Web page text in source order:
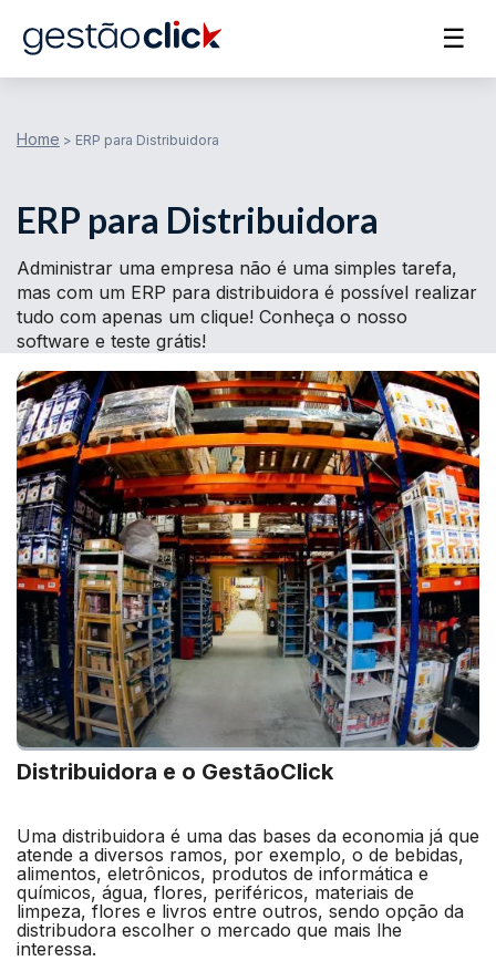
☰
Home > ERP para Distribuidora
ERP para Distribuidora
Administrar uma empresa não é uma simples tarefa,
mas com um ERP para distribuidora é possível realizar
tudo com apenas um clique! Conheça o nosso
software e teste grátis!
Distribuidora e o GestãoClick
Uma distribuidora é uma das bases da economia já que
atende a diversos ramos, por exemplo, o de bebidas,
alimentos, eletrônicos, produtos de informática e
químicos, água, flores, periféricos, materiais de
limpeza, flores e livros entre outros, sendo opção da
distribudora escolher o mercado que mais lhe
interessa.